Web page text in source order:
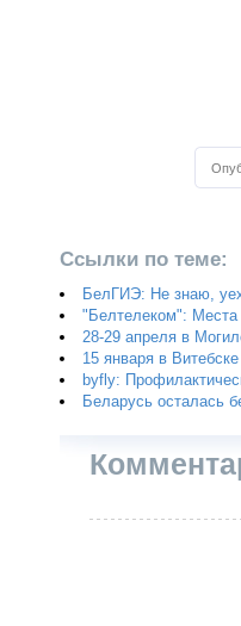
Ссылки по теме:
БелГИЭ: Не знаю,
"Белтелеком": Места
28-29 апреля в
15 января в
byfly:
Беларусь осталась